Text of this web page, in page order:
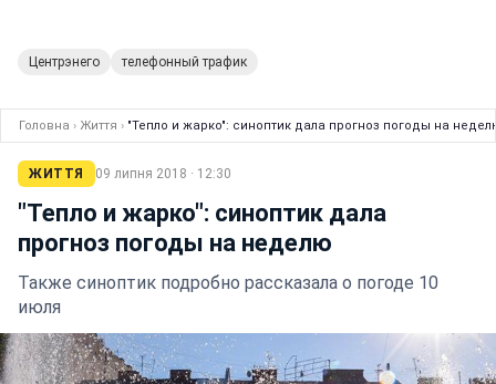
Центрэнего телефонный трафик
Головна › Життя › "Тепло и жарко": синоптик дала прогноз погоды на
ЖИТТЯ 09 липня 2018 · 12:30
"Тепло и жарко": синоптик дала
прогноз погоды на неделю
Также синоптик подробно рассказала о погоде 10
июля